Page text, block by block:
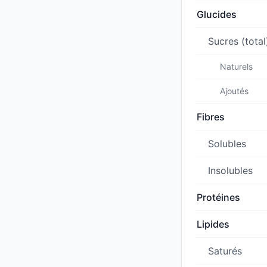
Glucides
Sucres
Naturels
Ajoutés
Fibres
Solubles
Insolubles
Protéines
Lipides
Saturés